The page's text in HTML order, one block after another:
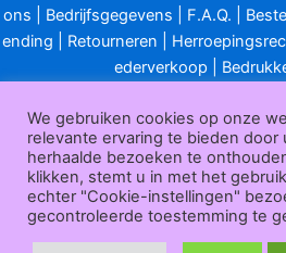
ons
Bedrijfsgegevens F.A.Q.
ending
Retourneren
ederverkoop
Maxisafety.nl ©
We gebruiken cookies op onze
relevante ervaring te bieden door
herhaalde bezoeken te
klikken, stemt u in met het
echter "Cookie-instellingen"
gecontroleerde toestemming te